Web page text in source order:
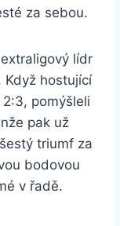
za sebou.
lídr
Když hostující
pomýšleli
pak už
triumf za
bodovou
v řadě.